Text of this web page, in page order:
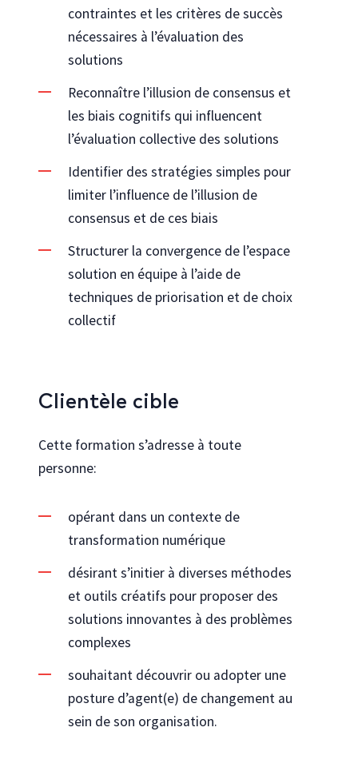
contraintes et les critères de succès
nécessaires à l’évaluation des
solutions
Reconnaître l’illusion de consensus et
les biais cognitifs qui influencent
l’évaluation collective des solutions
Identifier des stratégies simples pour
limiter l’influence de l’illusion de
consensus et de ces biais
Structurer la convergence de l’espace
solution en équipe à l’aide de
techniques de priorisation et de choix
collectif
Clientèle cible
Cette formation s’adresse à toute
personne:
opérant dans un contexte de
transformation numérique
désirant s’initier à diverses méthodes
et outils créatifs pour proposer des
solutions innovantes à des problèmes
complexes
souhaitant découvrir ou adopter une
posture d’agent(e) de changement au
sein de son organisation.